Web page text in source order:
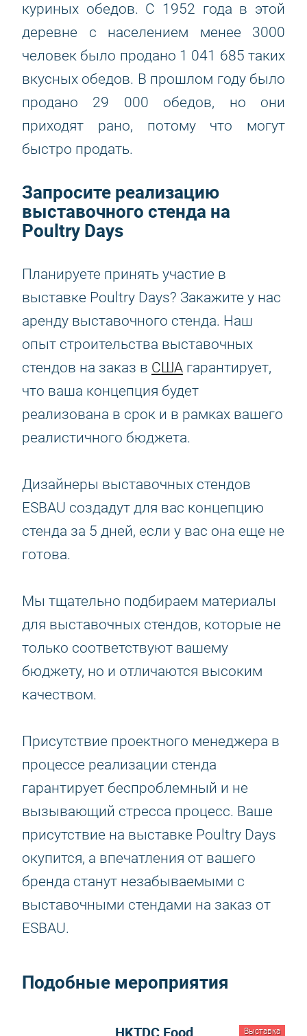
куриных обедов. С 1952 года в этой
деревне с населением менее 3000
человек было продано 1 041 685 таких
вкусных обедов. В прошлом году было
продано 29 000 обедов, но они
приходят рано, потому что могут
быстро продать.
Запросите реализацию
выставочного стенда на
Poultry Days
Планируете принять участие в
выставке Poultry Days? Закажите у нас
аренду выставочного стенда. Наш
опыт строительства выставочных
стендов на заказ в США гарантирует,
что ваша концепция будет
реализована в срок и в рамках вашего
реалистичного бюджета.
Дизайнеры выставочных стендов
ESBAU создадут для вас концепцию
стенда за 5 дней, если у вас она еще не
готова.
Мы тщательно подбираем материалы
для выставочных стендов, которые не
только соответствуют вашему
бюджету, но и отличаются высоким
качеством.
Присутствие проектного менеджера в
процессе реализации стенда
гарантирует беспроблемный и не
вызывающий стресса процесс. Ваше
присутствие на выставке Poultry Days
окупится, а впечатления от вашего
бренда станут незабываемыми с
выставочными стендами на заказ от
ESBAU.
Подобные мероприятия
Выставка
HKTDC Food